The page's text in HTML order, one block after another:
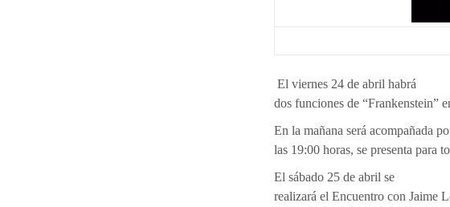
El viernes 24 de abril habrá
dos funciones de “Frankenstein”
En la mañana será acompañada
las 19:00 horas, se presenta para
El sábado 25 de abril se
realizará el Encuentro con Jaime